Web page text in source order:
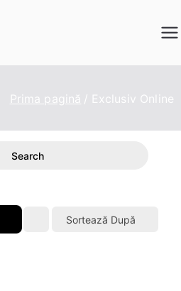
Prima pagină Exclusiv Online
Search
Sortează După